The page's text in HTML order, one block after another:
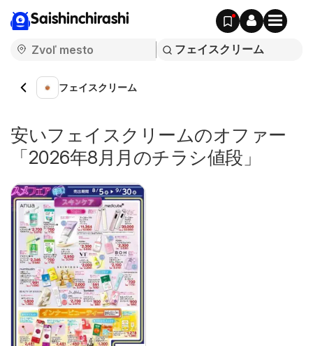
Saishinchirashi
フェイスクリーム
安いフェイスクリームのオファー
「2026年8月月のチラシ値段」